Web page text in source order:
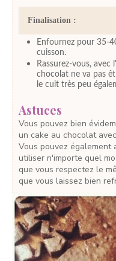
Finalisation :
Enfournez pour 35-
cuisson.
Rassurez-vous, avec
chocolat ne va pas
le cuit très peu
Astuces
Vous pouvez bien évidemment inverser les couleurs : faire
un cake au chocolat
Vous pouvez également
utiliser n'importe quel
que vous respectez le
que vous laissez bien